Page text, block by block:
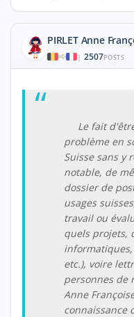
PIRLET Anne
| 2507POSTS
Le fait
problème en
Suisse sans y
notable, de
dossier de
usages
travail ou
quels projets,
etc.), voire
personnes
Anne
connaissance